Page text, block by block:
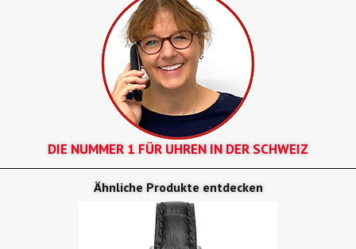
DIE NUMMER 1 FÜR UHREN IN DER SCHWEIZ
Ähnliche Produkte entdecken